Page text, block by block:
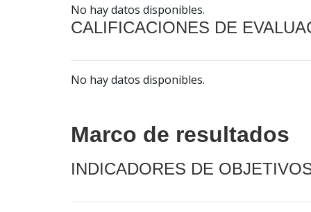
No hay datos disponibles.
CALIFICACIONES DE
No hay datos disponibles.
Marco de resultados
INDICADORES DE